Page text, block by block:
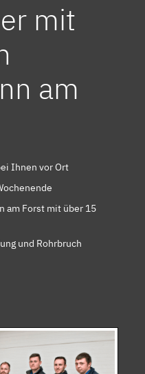
mit
am
Ihnen vor Ort
am Forst mit über 15
und Rohrbruch